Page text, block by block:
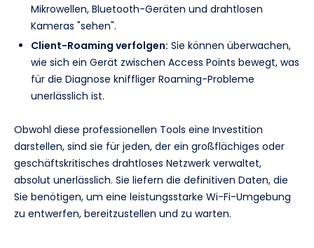
Mikrowellen, Bluetooth-Geräten und drahtlosen
Kameras "sehen".
Client-Roaming verfolgen: Sie können überwachen,
wie sich ein Gerät zwischen Access Points bewegt, was
für die Diagnose kniffliger Roaming-Probleme
unerlässlich ist.
Obwohl diese professionellen Tools eine Investition
darstellen, sind sie für jeden, der ein großflächiges oder
geschäftskritisches drahtloses Netzwerk verwaltet,
absolut unerlässlich. Sie liefern die definitiven Daten, die
Sie benötigen, um eine leistungsstarke Wi-Fi-Umgebung
zu entwerfen, bereitzustellen und zu warten.